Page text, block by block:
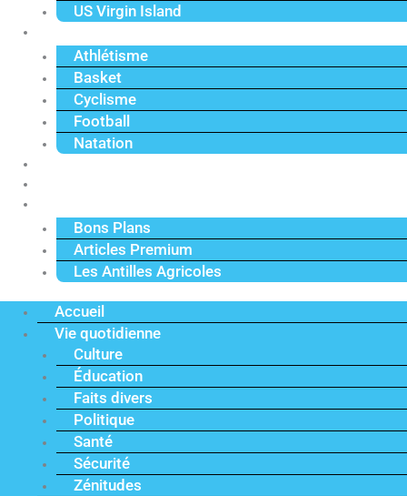
US Virgin Island
Athlétisme
Basket
Cyclisme
Football
Natation
Bons Plans
Articles Premium
Les Antilles Agricoles
Accueil
Vie quotidienne
Culture
Éducation
Faits divers
Politique
Santé
Sécurité
Zénitudes